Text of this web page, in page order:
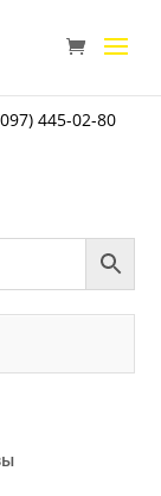
445-02-80